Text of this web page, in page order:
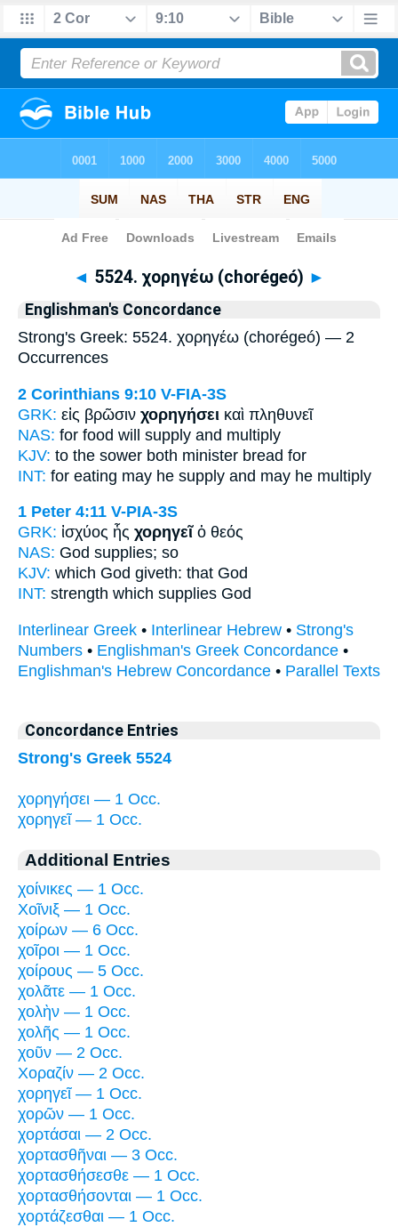
Bible>Strong's > Greek
◄ 5524. χορηγέω (chorégeó) ►
Englishman's Concordance
Strong's Greek: 5524. χορηγέω (chorégeó) — 2
Occurrences
2 Corinthians 9:10 V-FIA-3S
GRK: εἰς βρῶσιν χορηγήσει καὶ πληθυνεῖ
NAS: for food will supply and multiply
KJV: to the sower both minister bread for
INT: for eating may he supply and may he multiply
1 Peter 4:11 V-PIA-3S
GRK: ἰσχύος ἧς χορηγεῖὁ θεός
NAS: God supplies; so
KJV: which God giveth: that God
INT: strength which supplies God
Interlinear Greek • Interlinear Hebrew • Strong's
Numbers • Englishman's Greek Concordance •
Englishman's Hebrew Concordance • Parallel Texts
Concordance Entries
Strong's Greek 5524
χορηγήσει — 1 Occ.
χορηγεῖ — 1 Occ.
Additional Entries
χοίνικες — 1 Occ.
Χοῖνιξ — 1 Occ.
χοίρων — 6 Occ.
χοῖροι — 1 Occ.
χοίρους — 5 Occ.
χολᾶτε — 1 Occ.
χολὴν — 1 Occ.
χολῆς — 1 Occ.
χοῦν — 2 Occ.
Χοραζίν — 2 Occ.
χορηγεῖ — 1 Occ.
χορῶν — 1 Occ.
χορτάσαι — 2 Occ.
χορτασθῆναι — 3 Occ.
χορτασθήσεσθε — 1 Occ.
χορτασθήσονται — 1 Occ.
χορτάζεσθαι — 1 Occ.